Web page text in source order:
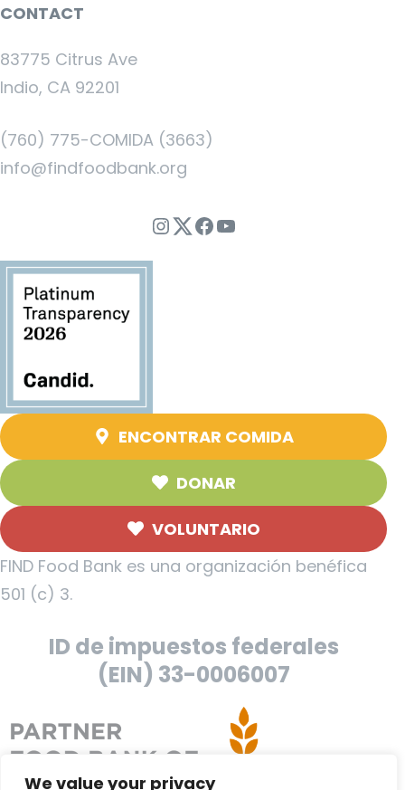
We value your privacy
CONTACT
83775 Citrus Ave
Indio, CA 92201
(760) 775-COMIDA (3663)
info@findfoodbank.org
Instagram
Twitter
Facebook
YouTube
ENCONTRAR COMIDA
DONAR
VOLUNTARIO
FIND Food Bank es una organización benéfica
501 (c) 3.
ID de impuestos federales
(EIN) 33-0006007